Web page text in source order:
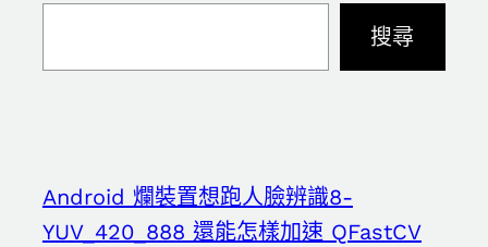
搜尋
Android 爛裝置想跑人臉辨識8-
YUV_420_888 還能怎樣加速 QFastCV